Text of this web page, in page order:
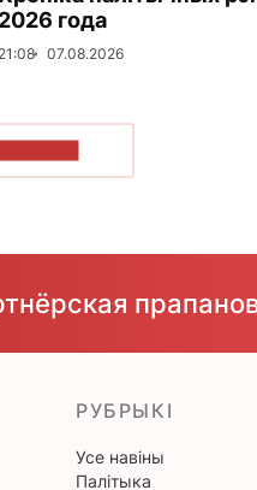
2026 года
21:08 07.08.2026
РУБРЫКІ
Усе навіны
Палітыка